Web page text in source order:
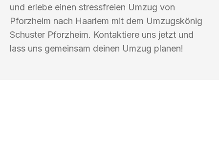
und erlebe einen stressfreien Umzug von
Pforzheim nach Haarlem mit dem Umzugskönig
Schuster Pforzheim. Kontaktiere uns jetzt und
lass uns gemeinsam deinen Umzug planen!